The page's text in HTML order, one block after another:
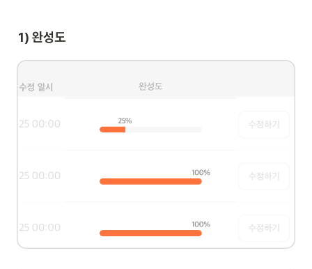
1) 완성도